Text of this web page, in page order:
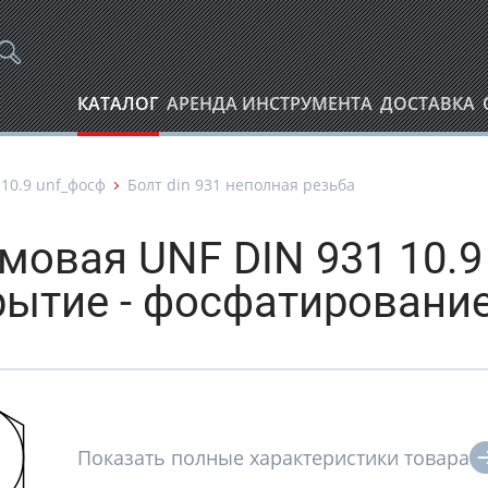
КАТАЛОГ АРЕНДА ИНСТРУМЕНТА ДОСТАВКА
unf_фосф Болт din 931 неполная резьба
UNF DIN 931 10.9
-